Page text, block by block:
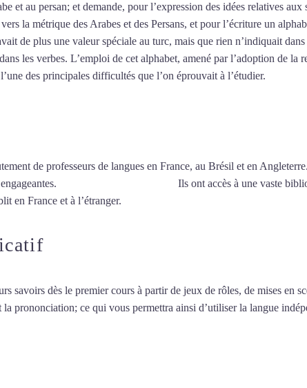
et au persan; et demande, pour l’expression des idées relatives
la métrique des Arabes et des Persans, et pour l’écriture un
de plus une valeur spéciale au turc, mais que rien n’indiquait
les verbes. L’emploi de cet alphabet, amené par l’adoption de la
des principales difficultés que l’on éprouvait à l’étudier.
de professeurs de langues en France, au Brésil et en
Ils ont accès à une vaste
en France et à l’étranger.
savoirs dès le premier cours à partir de jeux de rôles, de mises en
prononciation; ce qui vous permettra ainsi d’utiliser la langue